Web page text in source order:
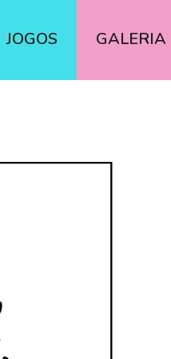
JOGOS GALERIA